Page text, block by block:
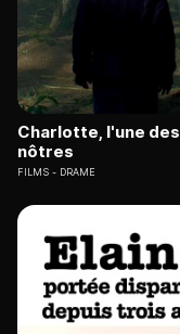
Charlotte, l'une des
nôtres
FILMS DRAME